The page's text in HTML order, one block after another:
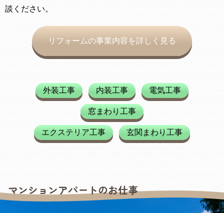
談ください。
リフォームの事業内容を詳しく見る
外装工事 内装工事 電気工事
窓まわり工事
エクステリア工事 玄関まわり工事
マンションアパートのお仕事